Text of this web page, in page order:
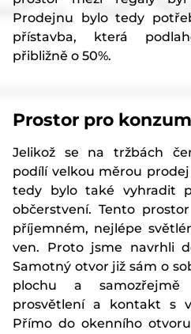
Prodejnu bylo tedy
přístavba, která
přibližně o 50%.
Prostor pro
Jelikož se na tržbách
podílí velkou měrou
tedy bylo také vyhradit
občerstvení. Tento
příjemném, nejlépe
ven. Proto jsme navrhli
Samotný otvor již sám o
plochu a samozřejmě
prosvětlení a kontakt s
Přímo do okenního